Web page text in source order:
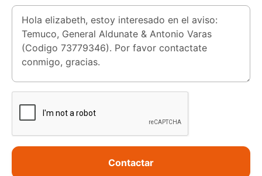
Contactar